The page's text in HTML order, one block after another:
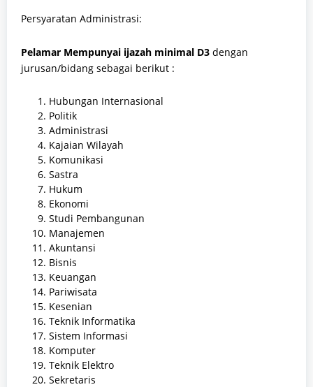
Persyaratan Administrasi:
Pelamar Mempunyai ijazah minimal D3 dengan
jurusan/bidang sebagai berikut :
Hubungan Internasional
Politik
Administrasi
Kajaian Wilayah
Komunikasi
Sastra
Hukum
Ekonomi
Studi Pembangunan
Manajemen
Akuntansi
Bisnis
Keuangan
Pariwisata
Kesenian
Teknik Informatika
Sistem Informasi
Komputer
Teknik Elektro
Sekretaris